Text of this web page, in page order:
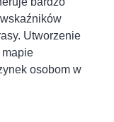
Utworzenie
mapie
osobom w